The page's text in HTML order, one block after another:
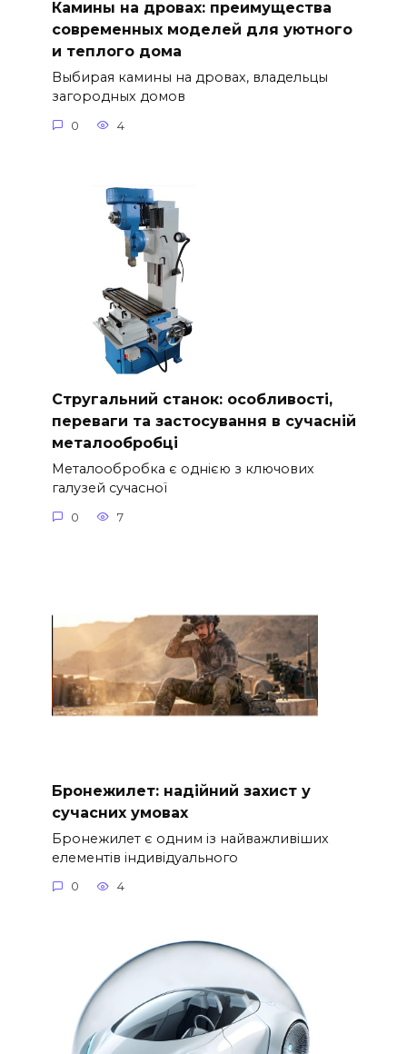
Камины на дровах: преимущества
современных моделей для уютного
и теплого дома
Выбирая камины на дровах, владельцы
загородных домов
0 4
Стругальний станок: особливості,
переваги та застосування в сучасній
металообробці
Металообробка є однією з ключових
галузей сучасної
0 7
Бронежилет: надійний захист у
сучасних умовах
Бронежилет є одним із найважливіших
елементів індивідуального
0 4